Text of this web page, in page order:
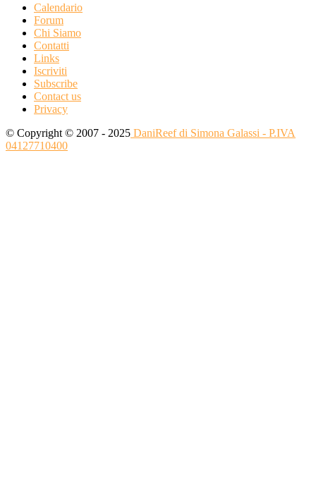
Calendario
Forum
Chi Siamo
Contatti
Links
Iscriviti
Subscribe
Contact us
Privacy
© Copyright © 2007 - 2025 DaniReef di Simona Galassi - P.IVA
04127710400